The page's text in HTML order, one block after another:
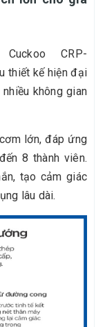
CRP-
thiết kế hiện đại
không gian
lớn, đáp ứng
8 thành viên.
tạo cảm giác
lâu dài.